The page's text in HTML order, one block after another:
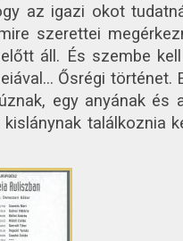
az igazi okot
szerettei
áll. És szembe
Ősrégi történet.
egy anyának és
találkoznia